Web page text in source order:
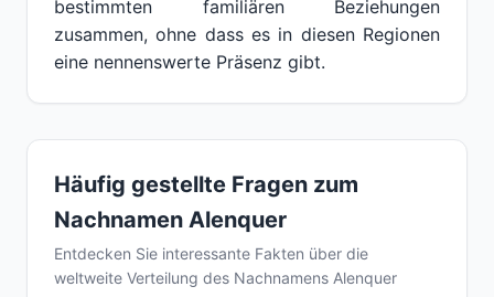
bestimmten familiären Beziehungen
zusammen, ohne dass es in diesen Regionen
eine nennenswerte Präsenz gibt.
Häufig gestellte Fragen zum
Nachnamen Alenquer
Entdecken Sie interessante Fakten über die
weltweite Verteilung des Nachnamens Alenquer